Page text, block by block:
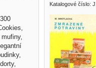
Katalogové číslo: